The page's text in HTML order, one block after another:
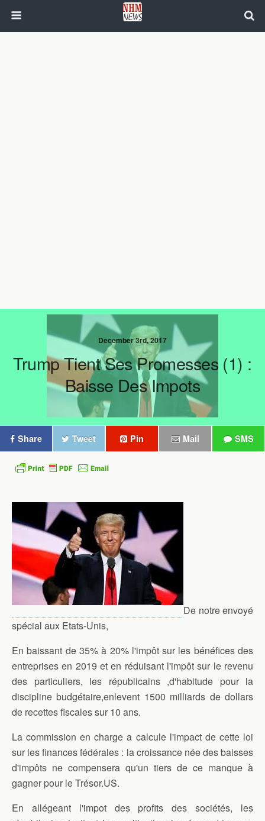
December 3rd, 2017
Trump Tient Ses Promesses (1) :
Baisse Des Impots
Share Tweet Pin Mail SMS
De notre envoyé
spécial aux Etats-Unis,
En baissant de 35% à 20% l'impôt sur les bénéfices des
entreprises en 2019 et en réduisant l'impôt sur le revenu
des particuliers, les républicains ,d'habitude pour la
discipline budgétaire,enlevent 1500 milliards de dollars
de recettes fiscales sur 10 ans.
La commission en charge a calcule l'impact de cette loi
sur les finances fédérales : la croissance née des baisses
d'impôts ne compensera qu'un tiers de ce manque à
gagner pour le Trésor.US.
En allégeant l'impot des profits des sociétés, les